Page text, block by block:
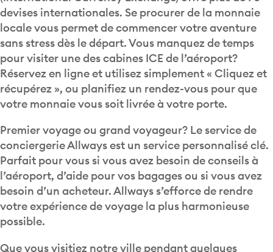
devises internationales. Se procurer de la monnaie
locale vous permet de commencer votre aventure
sans stress dès le départ. Vous manquez de temps
pour visiter une des cabines ICE de l’aéroport?
Réservez en ligne et utilisez simplement « Cliquez et
récupérez », ou planifiez un rendez-vous pour que
votre monnaie vous soit livrée à votre porte.
Premier voyage ou grand voyageur? Le service de
conciergerie Allways est un service personnalisé clé.
Parfait pour vous si vous avez besoin de conseils à
l’aéroport, d’aide pour vos bagages ou si vous avez
besoin d’un acheteur. Allways s’efforce de rendre
votre expérience de voyage la plus harmonieuse
possible.
Que vous visitiez notre ville pendant quelques